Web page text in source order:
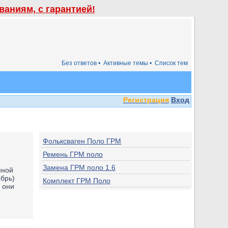
с гарантией!
Список тем
Активные темы •
Без ответов •
Регистрация Вход
Фольксваген Поло ГРМ
Ремень ГРМ поло
Замена ГРМ поло 1.6
Комплект ГРМ Поло
они